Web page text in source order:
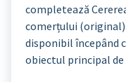
completează
comerțului
disponibil începând
obiectul principal de